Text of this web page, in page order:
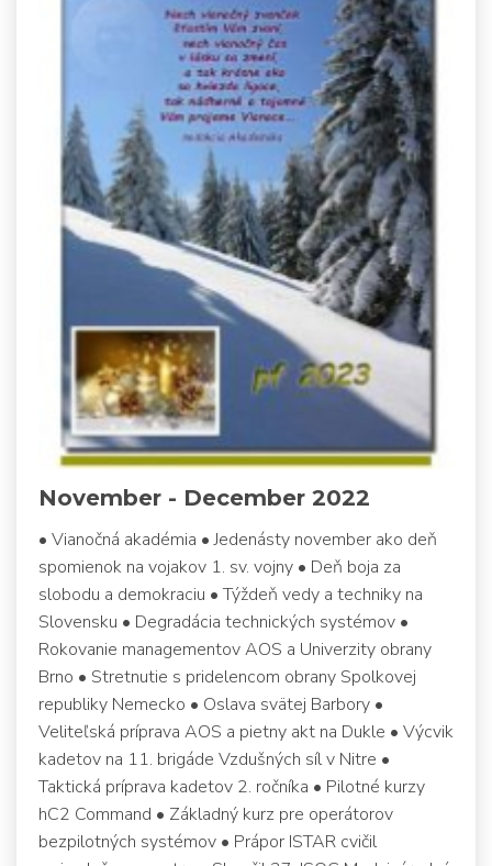
November - December 2022
• Vianočná akadémia • Jedenásty november ako deň
spomienok na vojakov 1. sv. vojny • Deň boja za
slobodu a demokraciu • Týždeň vedy a techniky na
Slovensku • Degradácia technických systémov •
Rokovanie managementov AOS a Univerzity obrany
Brno • Stretnutie s pridelencom obrany Spolkovej
republiky Nemecko • Oslava svätej Barbory •
Veliteľská príprava AOS a pietny akt na Dukle • Výcvik
kadetov na 11. brigáde Vzdušných síl v Nitre •
Taktická príprava kadetov 2. ročníka • Pilotné kurzy
hC2 Command • Základný kurz pre operátorov
bezpilotných systémov • Prápor ISTAR cvičil